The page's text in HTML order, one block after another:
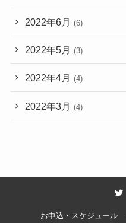
2022年6月 (6)
2022年5月 (3)
2022年4月 (4)
2022年3月 (4)
お申込・スケジュール